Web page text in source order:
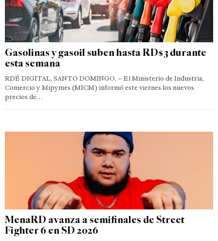
Gasolinas y gasoil suben hasta RD$3 durante
esta semana
RDÉ DIGITAL, SANTO DOMINGO. – El Ministerio de Industria,
Comercio y Mipymes (MICM) informó este viernes los nuevos
precios de…
MenaRD avanza a semifinales de Street
Fighter 6 en SD 2026